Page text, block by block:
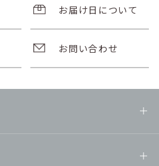
お届け日について
お問い合わせ